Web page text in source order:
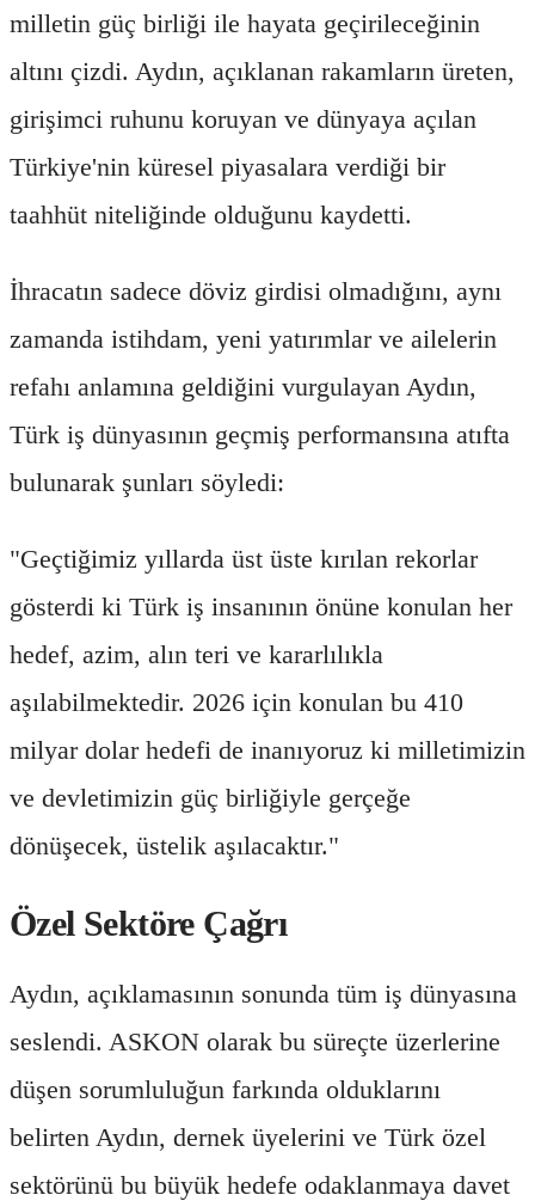
milletin güç birliği ile hayata geçirileceğinin
altını çizdi. Aydın, açıklanan rakamların üreten,
girişimci ruhunu koruyan ve dünyaya açılan
Türkiye'nin küresel piyasalara verdiği bir
taahhüt niteliğinde olduğunu kaydetti.
İhracatın sadece döviz girdisi olmadığını, aynı
zamanda istihdam, yeni yatırımlar ve ailelerin
refahı anlamına geldiğini vurgulayan Aydın,
Türk iş dünyasının geçmiş performansına atıfta
bulunarak şunları söyledi:
"Geçtiğimiz yıllarda üst üste kırılan rekorlar
gösterdi ki Türk iş insanının önüne konulan her
hedef, azim, alın teri ve kararlılıkla
aşılabilmektedir. 2026 için konulan bu 410
milyar dolar hedefi de inanıyoruz ki milletimizin
ve devletimizin güç birliğiyle gerçeğe
dönüşecek, üstelik aşılacaktır."
Özel Sektöre Çağrı
Aydın, açıklamasının sonunda tüm iş dünyasına
seslendi. ASKON olarak bu süreçte üzerlerine
düşen sorumluluğun farkında olduklarını
belirten Aydın, dernek üyelerini ve Türk özel
sektörünü bu büyük hedefe odaklanmaya davet